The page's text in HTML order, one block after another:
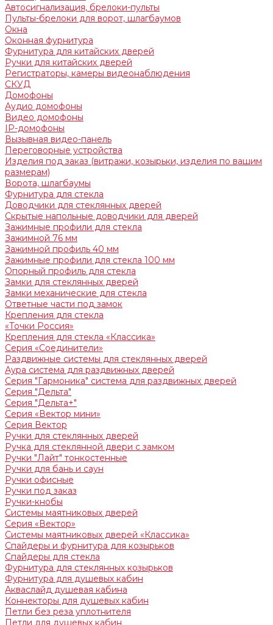
Автосигнализация, брелоки-пульты
Пульты-брелоки для ворот, шлагбаумов
Окна
Оконная фурнитура
Фурнитура для китайских дверей
Ручки для китайских дверей
Регистраторы, камеры видеонаблюдения
СКУД
Домофоны
Аудио домофоны
Видео домофоны
IP-домофоны
Вызывная видео-панель
Переговорные устройства
Изделия под заказ (витражи, козырьки, изделия по вашим
размерам)
Ворота, шлагбаумы
Фурнитура для стекла
Доводчики для стеклянных дверей
Скрытые напольные доводчики для дверей
Зажимные профили для стекла
Зажимной 76 мм
Зажимной профиль 40 мм
Зажимные профили для стекла 100 мм
Опорный профиль для стекла
Замки для стеклянных дверей
Замки механические для стекла
Ответные части под замок
Крепления для стекла
«Точки Россия»
Крепления для стекла «Классика»
Серия «Соединители»
Раздвижные системы для стеклянных дверей
Аура система для раздвижных дверей
Серия "Гармоника" система для раздвижных дверей
Серия "Дельта"
Серия "Дельта+"
Серия «Вектор мини»
Серия Вектор
Ручки для стеклянных дверей
Ручка для стеклянной двери с замком
Ручки "Лайт" тонкостенные
Ручки для бань и саун
Ручки офисные
Ручки под заказ
Ручки-кнобы
Системы маятниковых дверей
Серия «Вектор»
Системы маятниковых дверей «Классика»
Спайдеры и фурнитура для козырьков
Спайдеры для стекла
Фурнитура для стеклянных козырьков
Фурнитура для душевых кабин
Акваслайд душевая кабина
Коннекторы для душевых кабин
Петли без реза уплотнителя
Петли для душевых кабин